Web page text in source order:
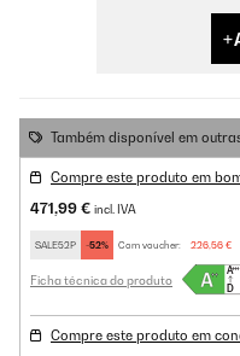
Também disponível em
Compre este produto em
471,99 € incl. IVA
SALE52P -52% Com voucher: 226,56 €
Ficha técnica do produto
Compre este produto em